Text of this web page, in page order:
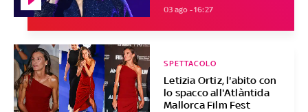
03 ago - 16:27
Letizia Ortiz, l'abito con
lo spacco all'Atlàntida
Mallorca Film Fest
SPETTACOLO